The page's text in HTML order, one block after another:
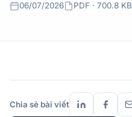
06/07/2026
PDF · 700.8 KB
Chia sẻ bài viết